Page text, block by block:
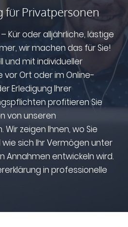
für Privatpersonen
Kür oder alljährliche, lästige
wir machen das für Sie!
und mit individueller
vor Ort oder im Online-
Erledigung Ihrer
profitieren Sie
von unseren
zeigen Ihnen, wo Sie
sich Ihr Vermögen unter
Annahmen entwickeln wird.
in professionelle